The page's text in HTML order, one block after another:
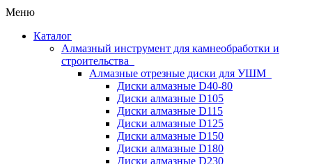
Меню
Каталог
Алмазный инструмент для камнеобработки и
строительства
Алмазные отрезные диски для УШМ
Диски алмазные D40-80
Диски алмазные D105
Диски алмазные D115
Диски алмазные D125
Диски алмазные D150
Диски алмазные D180
Диски алмазные D230